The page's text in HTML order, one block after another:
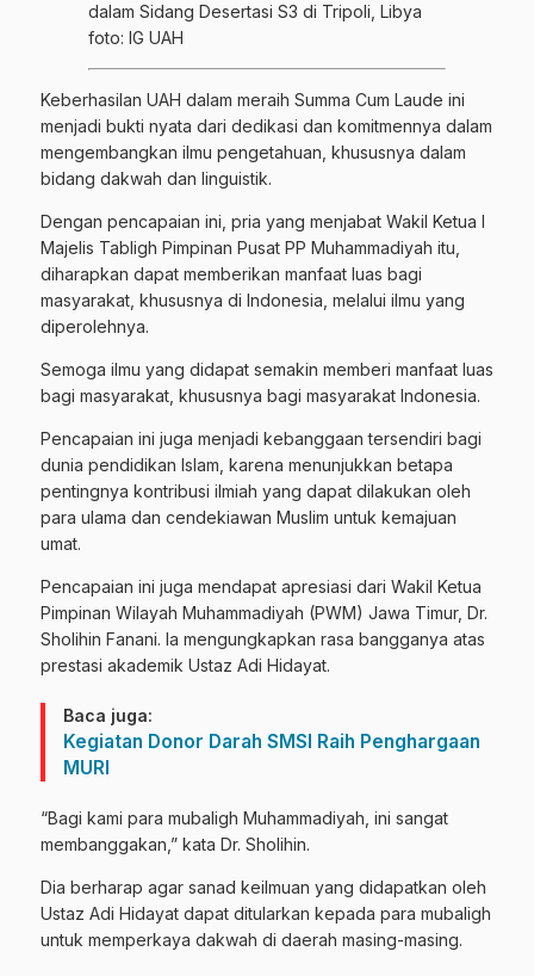
foto: IG UAH
Keberhasilan UAH dalam meraih Summa Cum Laude ini
menjadi bukti nyata dari dedikasi dan komitmennya dalam
mengembangkan ilmu pengetahuan, khususnya dalam
bidang dakwah dan linguistik.
Dengan pencapaian ini, pria yang menjabat Wakil Ketua I
Majelis Tabligh Pimpinan Pusat PP Muhammadiyah itu,
diharapkan dapat memberikan manfaat luas bagi
masyarakat, khususnya di Indonesia, melalui ilmu yang
diperolehnya.
Semoga ilmu yang didapat semakin memberi manfaat luas
bagi masyarakat, khususnya bagi masyarakat Indonesia.
Pencapaian ini juga menjadi kebanggaan tersendiri bagi
dunia pendidikan Islam, karena menunjukkan betapa
pentingnya kontribusi ilmiah yang dapat dilakukan oleh
para ulama dan cendekiawan Muslim untuk kemajuan
umat.
Pencapaian ini juga mendapat apresiasi dari Wakil Ketua
Pimpinan Wilayah Muhammadiyah (PWM) Jawa Timur, Dr.
Sholihin Fanani. Ia mengungkapkan rasa bangganya atas
prestasi akademik Ustaz Adi Hidayat.
Baca juga:
Kegiatan Donor Darah SMSI Raih Penghargaan
MURI
“Bagi kami para mubaligh Muhammadiyah, ini sangat
membanggakan,” kata Dr. Sholihin.
Dia berharap agar sanad keilmuan yang didapatkan oleh
Ustaz Adi Hidayat dapat ditularkan kepada para mubaligh
untuk memperkaya dakwah di daerah masing-masing.